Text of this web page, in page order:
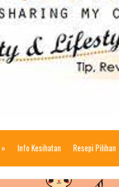
» Info Kesihatan Resepi Pilihan